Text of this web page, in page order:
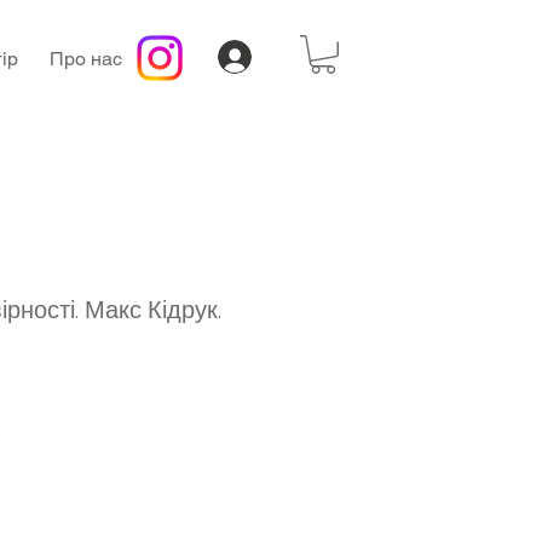
Про нас
Макс Кідрук.